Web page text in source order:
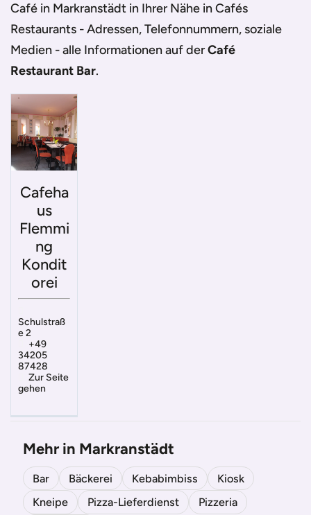
Café in Markranstädt in Ihrer Nähe in Cafés
Restaurants - Adressen, Telefonnummern, soziale
Medien - alle Informationen auf derCafé
Restaurant Bar.
Cafeha
us
Flemmi
ng
Kondit
orei
Schulstraß
e 2
+49
34205
87428
Zur Seite
gehen
Mehr in Markranstädt
Bar Bäckerei Kebabimbiss
Kiosk
Kneipe
Pizza-Lieferdienst Pizzeria